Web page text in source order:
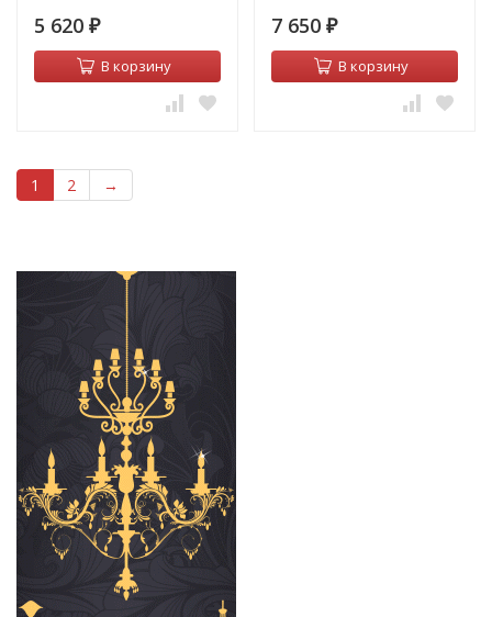
5 620 ₽
В корзину
7 650 ₽
В корзину
1 2 →